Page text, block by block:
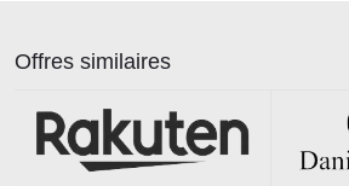
Offres similaires